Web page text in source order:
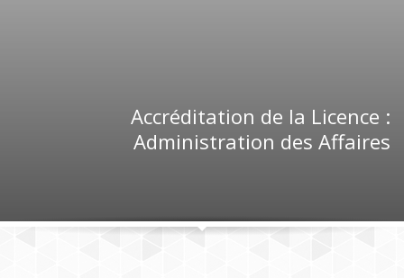
Accréditation de la Licence :
Administration des Affaires